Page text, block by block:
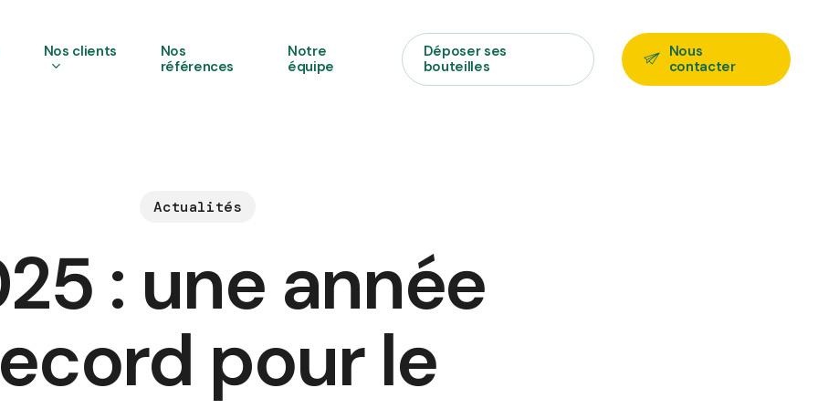
Nos clients
Nos
références
Notre
équipe
Déposer ses
bouteilles
Nous
contacter
Actualités
: une année
pour le